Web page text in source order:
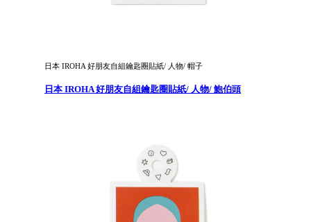
日本 IROHA 好朋友自組鑰匙圈貼紙/ 人物/ 帽子
日本 IROHA 好朋友自組鑰匙圈貼紙/ 人物/ 鮑伯頭